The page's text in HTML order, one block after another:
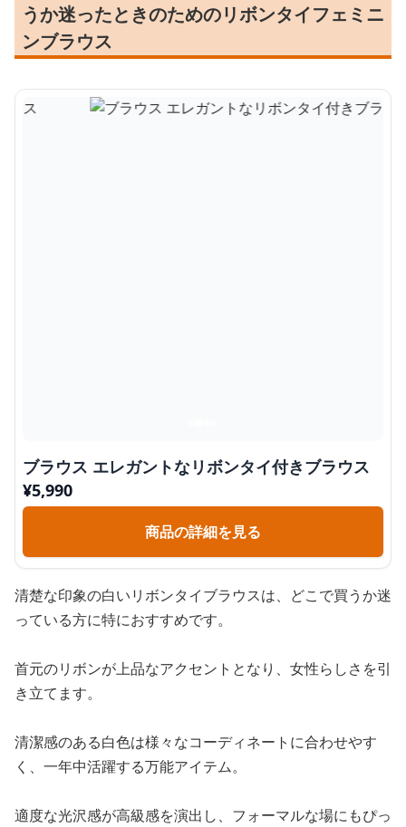
うか迷ったときのためのリボンタイフェミニ
ンブラウス
ブラウス エレガントなリボンタイ付きブラウス
¥5,990
商品の詳細を見る
清楚な印象の白いリボンタイブラウスは、どこで買うか迷
っている方に特におすすめです。
首元のリボンが上品なアクセントとなり、女性らしさを引
き立てます。
清潔感のある白色は様々なコーディネートに合わせやす
く、一年中活躍する万能アイテム。
適度な光沢感が高級感を演出し、フォーマルな場にもぴっ